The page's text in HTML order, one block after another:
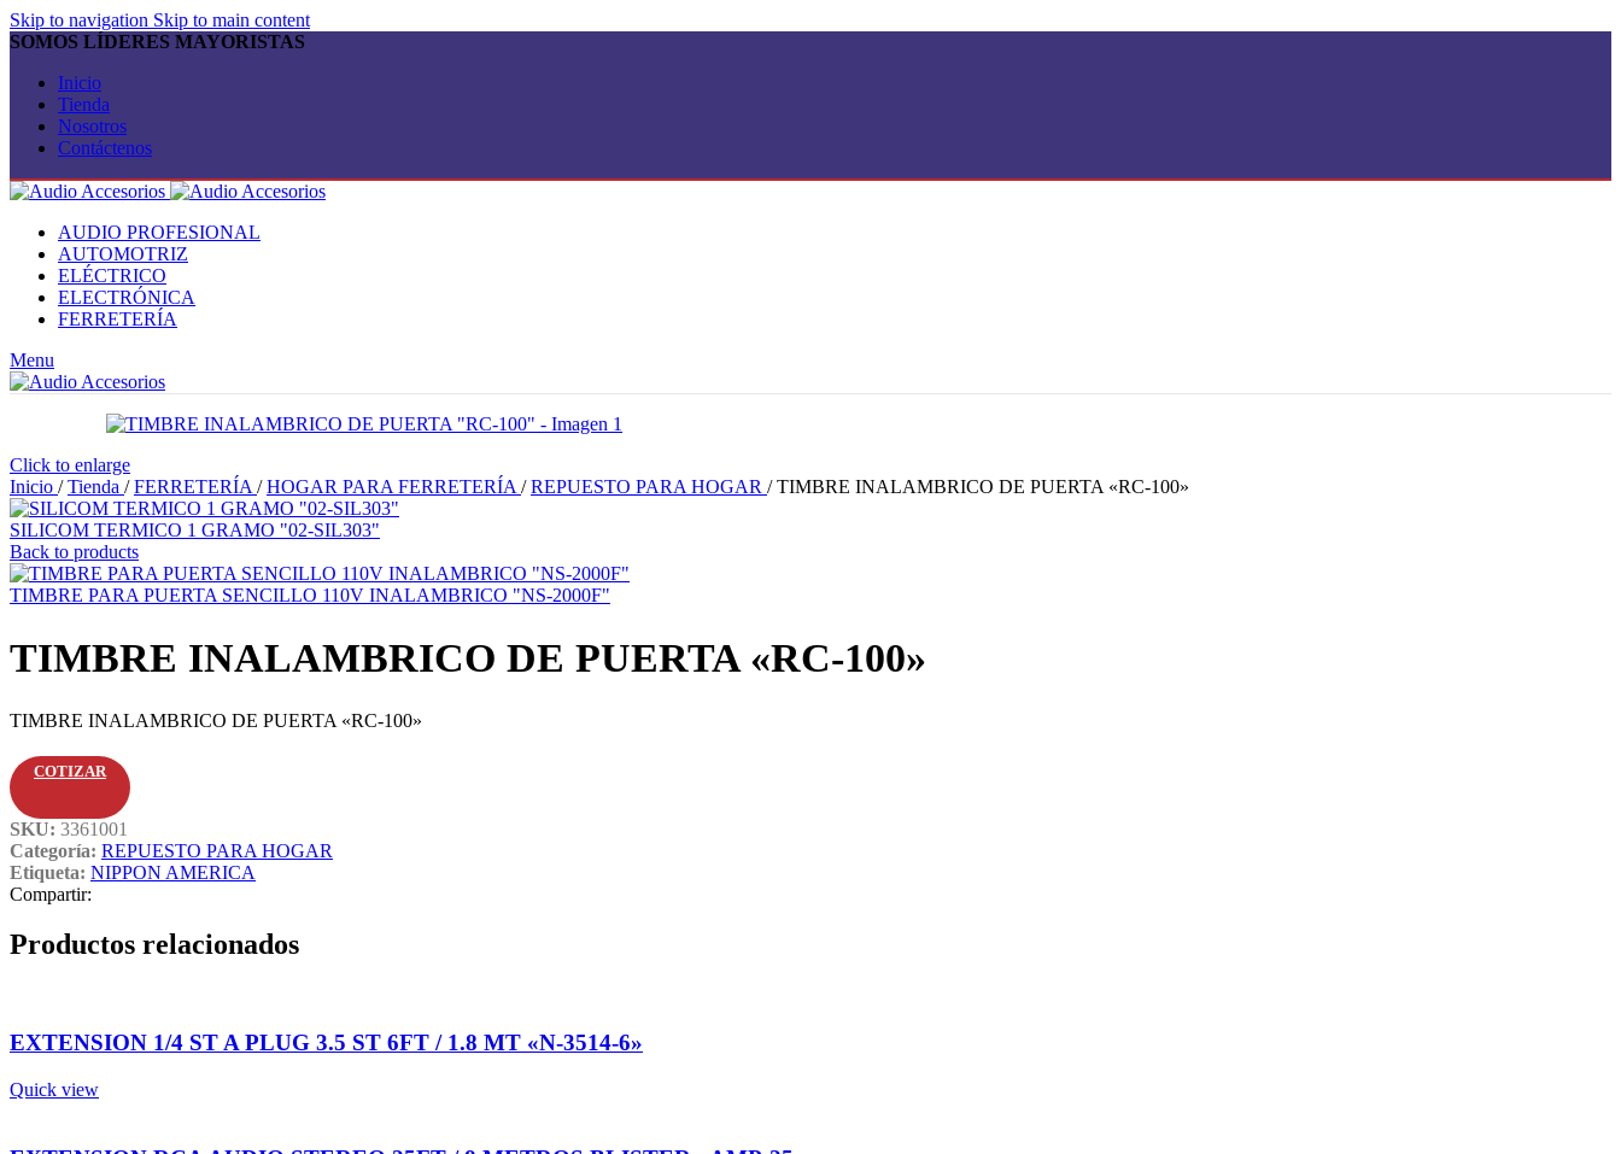
Skip to navigation Skip to main content
SOMOS LÍDERES MAYORISTAS
Inicio
Tienda
Nosotros
Contáctenos
AUDIO PROFESIONAL
AUTOMOTRIZ
ELÉCTRICO
ELECTRÓNICA
FERRETERÍA
Menu
Click to enlarge
Inicio / Tienda / FERRETERÍA / HOGAR PARA FERRETERÍA / REPUESTO PARA HOGAR / TIMBRE INALAMBRICO DE PUERTA «RC-100»
SILICOM TERMICO 1 GRAMO "02-SIL303"
Back to products
TIMBRE PARA PUERTA SENCILLO 110V INALAMBRICO "NS-2000F"
TIMBRE INALAMBRICO DE PUERTA «RC-100»
TIMBRE INALAMBRICO DE PUERTA «RC-100»
COTIZAR
SKU: 3361001
Categoría: REPUESTO PARA HOGAR
Etiqueta: NIPPON AMERICA
Compartir:
Productos relacionados
EXTENSION 1/4 ST A PLUG 3.5 ST 6FT / 1.8 MT «N-3514-6»
Quick view